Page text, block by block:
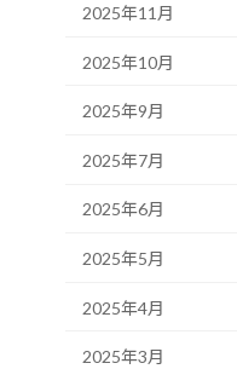
2025年11月
2025年10月
2025年9月
2025年7月
2025年6月
2025年5月
2025年4月
2025年3月